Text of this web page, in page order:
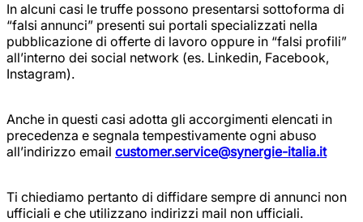
In alcuni casi le truffe possono presentarsi sottoforma di
“falsi annunci” presenti sui portali specializzati nella
pubblicazione di offerte di lavoro oppure in “falsi profili”
all’interno dei social network (es. Linkedin, Facebook,
Instagram).
Anche in questi casi adotta gli accorgimenti elencati in
precedenza e segnala tempestivamente ogni abuso
all’indirizzo email customer.service@synergie-italia.it
Ti chiediamo pertanto di diffidare sempre di annunci non
ufficiali e che utilizzano indirizzi mail non ufficiali.